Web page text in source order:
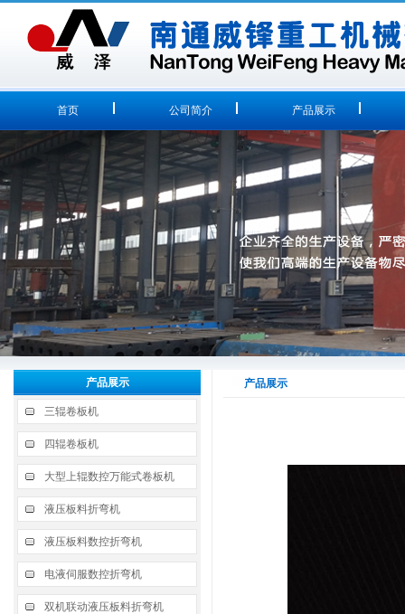
首页 公司简介 产品展示
产品展示
三辊卷板机
四辊卷板机
大型上辊数控万能式卷板机
液压板料折弯机
液压板料数控折弯机
电液伺服数控折弯机
双机联动液压板料折弯机
产品展示